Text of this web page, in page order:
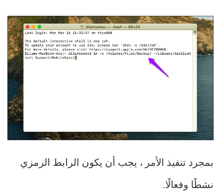
بمجرد تنفيذ الأمر ، يجب أن يكون الرابط الرمزي
نشطًا وفعالًا.